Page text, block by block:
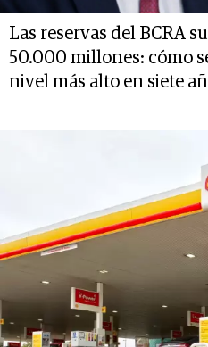
Las reservas del BCRA
50.000 millones: cómo
nivel más alto en siete